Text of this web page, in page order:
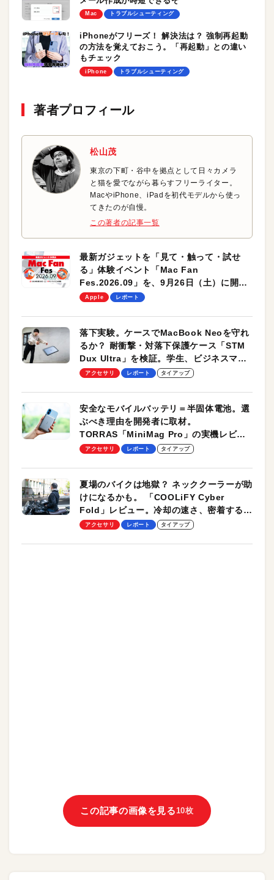
Mac トラブルシューティング
iPhoneがフリーズ！ 解決法は？ 強制再起動
の方法を覚えておこう。「再起動」との違い
もチェック
iPhone トラブルシューティング
著者プロフィール
松山茂
東京の下町・谷中を拠点として日々カメラ
と猫を愛でながら暮らすフリーライター。
MacやiPhone、iPadを初代モデルから使っ
てきたのが自慢。
この著者の記事一覧
最新ガジェットを「見て・触って・試せ
る」体験イベント「Mac Fan
Fes.2026.09」を、9月26日（土）に開催
します！
Apple レポート
落下実験。ケースでMacBook Neoを守れ
るか？ 耐衝撃・対落下保護ケース「STM
Dux Ultra」を検証。学生、ビジネスマン
のモバイルユースに最適！
アクセサリ レポート タイアップ
安全なモバイルバッテリ＝半固体電池。選
ぶべき理由を開発者に取材。
TORRAS「MiniMag Pro」の実機レビュ
ーも
アクセサリ レポート タイアップ
夏場のバイクは地獄？ ネッククーラーが助
けになるかも。 「COOLiFY Cyber
Fold」レビュー。冷却の速さ、密着する冷
却プレート、シンプルな操作性がグッド！
アクセサリ レポート タイアップ
この記事の画像を見る10枚